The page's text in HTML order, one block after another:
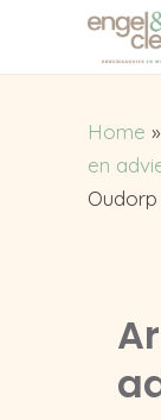
Home »
en
Oudorp